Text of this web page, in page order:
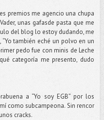
premios me agencio una chupa
unas gafasde pasta que me
del blog lo estoy dudando, me
“Yo también eché un polvo en un
pedo fue con minis de Leche
categoría me presento, dudo
a “Yo soy EGB” por los
como subcampeona. Sin rencor
cracks.